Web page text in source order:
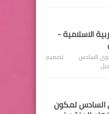
الاسلامية -
السادس تصميم
السادس لمكون